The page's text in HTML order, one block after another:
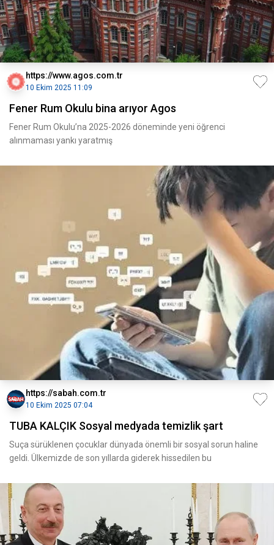
https://www.agos.com.tr
10 Ekim 2025 11:09
Fener Rum Okulu bina arıyor Agos
Fener Rum Okulu’na 2025-2026 döneminde yeni öğrenci
alınmaması yankı yaratmış
https://sabah.com.tr
10 Ekim 2025 07:04
TUBA KALÇIK Sosyal medyada temizlik şart
Suça sürüklenen çocuklar dünyada önemli bir sosyal sorun haline
geldi. Ülkemizde de son yıllarda giderek hissedilen bu